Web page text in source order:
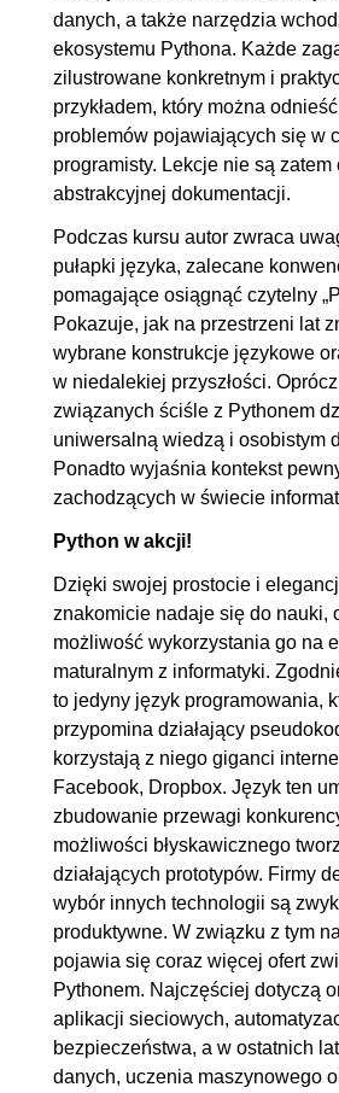
10.1. Dalsza nauka
danych, a także narzędzia
ekosystemu Pythona. Każde
zilustrowane konkretnym i
przykładem, który można
problemów pojawiających się w
programisty. Lekcje nie są
abstrakcyjnej dokumentacji.
Podczas kursu autor zwraca
pułapki języka, zalecane
pomagające osiągnąć czytelny
Pokazuje, jak na przestrzeni lat
wybrane konstrukcje językowe
w niedalekiej przyszłości.
związanych ściśle z Pythonem
uniwersalną wiedzą i osobistym
Ponadto wyjaśnia kontekst
zachodzących w świecie
Python w akcji!
Dzięki swojej prostocie i
znakomicie nadaje się do nauki,
możliwość wykorzystania go na
maturalnym z informatyki.
to jedyny język programowania,
przypomina działający
korzystają z niego giganci
Facebook, Dropbox. Język ten
zbudowanie przewagi
możliwości błyskawicznego
działających prototypów. Firmy
wybór innych technologii są
produktywne. W związku z tym
pojawia się coraz więcej ofert
Pythonem. Najczęściej dotyczą
aplikacji sieciowych,
bezpieczeństwa, a w ostatnich
danych, uczenia maszynowego